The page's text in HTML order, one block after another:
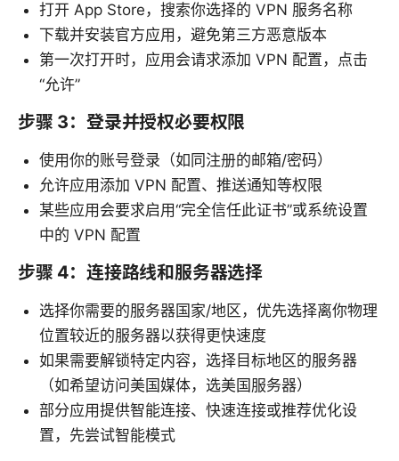
打开 App Store，搜索你选择的 VPN 服务名称
下载并安装官方应用，避免第三方恶意版本
第一次打开时，应用会请求添加 VPN 配置，点击
“允许”
步骤 3：登录并授权必要权限
使用你的账号登录（如同注册的邮箱/密码）
允许应用添加 VPN 配置、推送通知等权限
某些应用会要求启用“完全信任此证书”或系统设置
中的 VPN 配置
步骤 4：连接路线和服务器选择
选择你需要的服务器国家/地区，优先选择离你物理
位置较近的服务器以获得更快速度
如果需要解锁特定内容，选择目标地区的服务器
（如希望访问美国媒体，选美国服务器）
部分应用提供智能连接、快速连接或推荐优化设
置，先尝试智能模式